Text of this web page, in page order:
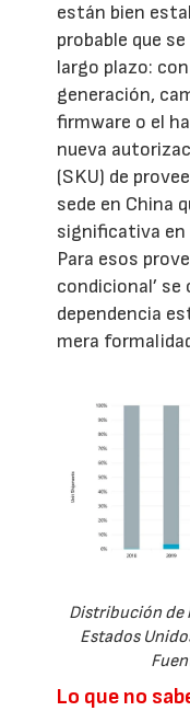
están bien
probable que
largo plazo:
generación,
firmware o el
nueva
(SKU) de
sede en China
significativa en
Para esos
condicional’
dependencia
mera
Distribución de
Estados
Lo que no